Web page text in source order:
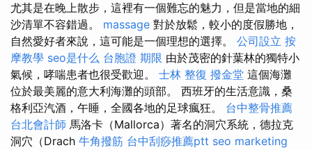
尤其是在晚上散步，這裡有一個難忘的魅力，但是當地的細
沙清單不容錯過。 massage 對於放鬆，較小的度假勝地，
自然愛好者來說，這可能是一個理想的選擇。 公司設立 按
摩教學 seo是什么 台胞證 期限 由於茂密的針葉林的獨特小
氣候，哮喘患者也很受歡迎。 士林 整復 撥金堂 這個海灘
位於最美麗的意大利海灘的頭部。 西班牙的生活意識，桑
格利亞汽酒，午睡，全國各地的足球瘋狂。 台中整骨推薦
台北會計師 馬洛卡（Mallorca）著名的洞穴系統，德拉克
洞穴（Drach 牛角撥筋 台中刮痧推薦ptt seo marketing